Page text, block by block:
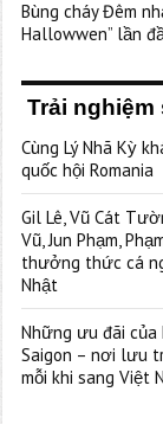
Bùng cháy Đêm
Hallowwen” lần
Trải nghiệm
Cùng Lý Nhã Kỳ
quốc hội Romania
Gil Lê, Vũ Cát
Vũ, Jun Phạm,
thưởng thức cá
Nhật
Những ưu đãi của
Saigon – nơi lưu
mỗi khi sang Việt